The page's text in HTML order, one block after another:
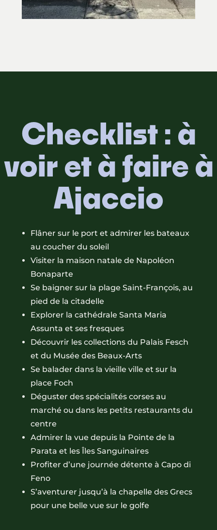
Checklist : à
voir et à faire à
Ajaccio
Flâner sur le port et admirer les bateaux
au coucher du soleil
Visiter la maison natale de Napoléon
Bonaparte
Se baigner sur la plage Saint-François, au
pied de la citadelle
Explorer la cathédrale Santa Maria
Assunta et ses fresques
Découvrir les collections du Palais Fesch
et du Musée des Beaux-Arts
Se balader dans la vieille ville et sur la
place Foch
Déguster des spécialités corses au
marché ou dans les petits restaurants du
centre
Admirer la vue depuis la Pointe de la
Parata et les Îles Sanguinaires
Profiter d’une journée détente à Capo di
Feno
S’aventurer jusqu’à la chapelle des Grecs
pour une belle vue sur le golfe